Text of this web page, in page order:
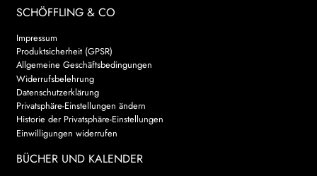
SCHÖFFLING & CO
Impressum
Produktsicherheit (GPSR)
Allgemeine Geschäftsbedingungen
Widerrufsbelehrung
Datenschutzerklärung
Privatsphäre-Einstellungen ändern
Historie der Privatsphäre-Einstellungen
Einwilligungen widerrufen
BÜCHER UND KALENDER